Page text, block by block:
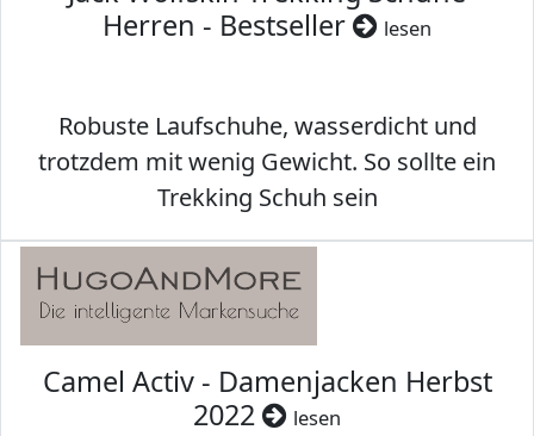
Herren - Bestseller
lesen
Robuste Laufschuhe, wasserdicht und
trotzdem mit wenig Gewicht. So sollte ein
Trekking Schuh sein
Camel Activ - Damenjacken Herbst
2022
lesen